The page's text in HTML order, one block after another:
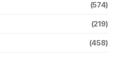
(574)
(219)
(458)